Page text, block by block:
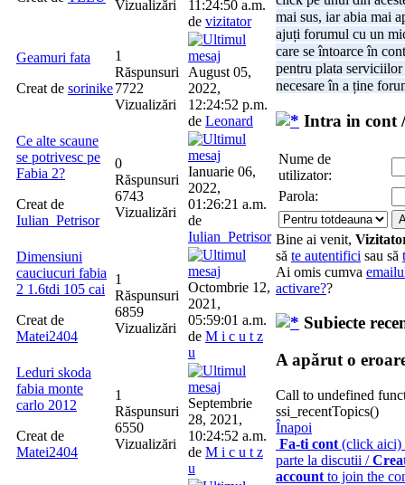
Vizualizări
11:24:50 a.m.
de vizitator
Geamuri fata
Creat de sorinike
1
Răspunsuri
7722
Vizualizări
August 05,
2022,
12:24:52 p.m.
de Leonard
Ce alte scaune
se potrivesc pe
Fabia 2?
Creat de
Iulian_Petrisor
0
Răspunsuri
6743
Vizualizări
Ianuarie 06,
2022,
01:26:21 a.m.
de
Iulian_Petrisor
Dimensiuni
cauciucuri fabia
2 1.6tdi 105 cai
Creat de
Matei2404
1
Răspunsuri
6859
Vizualizări
Octombrie 12,
2021,
05:59:01 a.m.
de M i c u t z
u
Leduri skoda
fabia monte
carlo 2012
Creat de
Matei2404
1
Răspunsuri
6550
Vizualizări
Septembrie
28, 2021,
10:24:52 a.m.
de M i c u t z
u
mai sus, iar abia mai
ajuți forumul cu un
care se întoarce în
pentru plata serviciilor
necesare în a ține
Intra in cont
Nume de
utilizator:
Parola:
Bine ai venit,
să te autentifici sau să
Ai omis cumva
activare??
Subiecte
A apărut o
Call to undefined
ssi_recentTopics()
Înapoi
Fa-ti cont (click aici)
parte la discutii /
account to join the